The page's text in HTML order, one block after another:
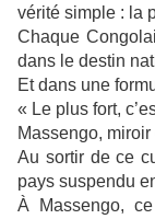
vérité simple : la
Chaque
dans le destin
Et dans une
« Le plus fort,
Massengo,
Au sortir de ce
pays suspendu
À Massengo,